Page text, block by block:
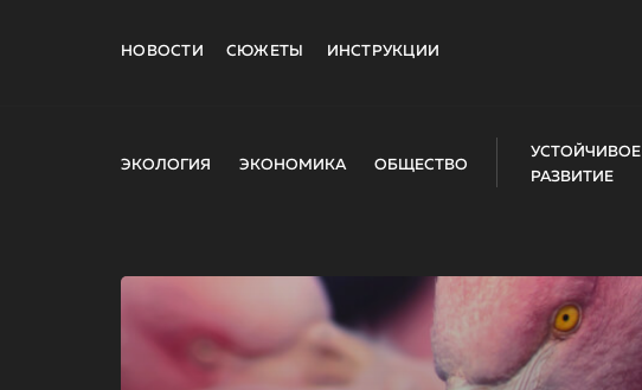
НОВОСТИ СЮЖЕТЫ ИНСТРУКЦИИ
ЭКОЛОГИЯ ЭКОНОМИКА ОБЩЕСТВО
УСТОЙЧИВОЕ
РАЗВИТИЕ